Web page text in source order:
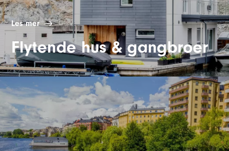
Les mer
Flytende hus & gangbroer